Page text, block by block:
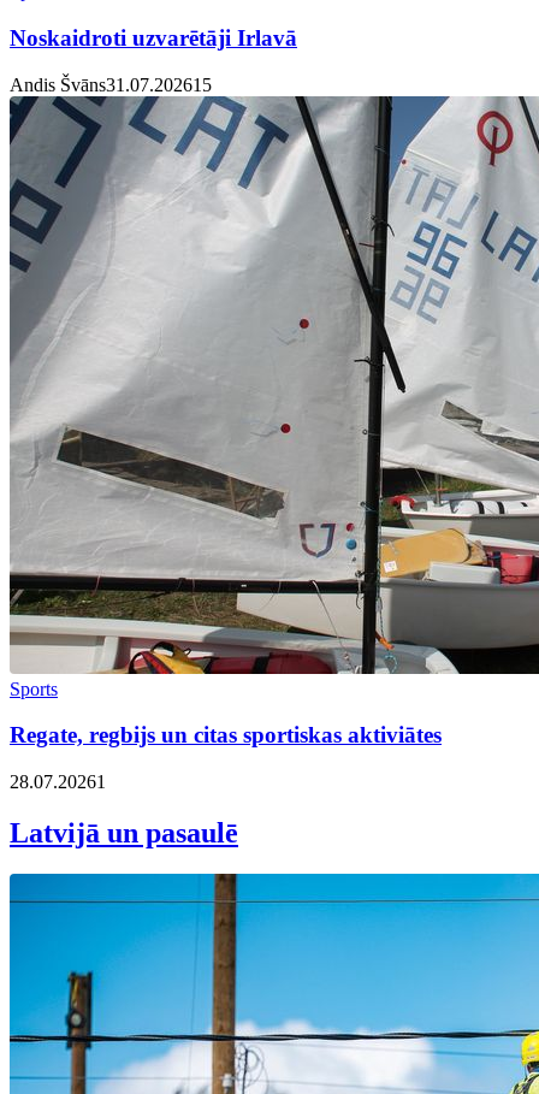
Noskaidroti uzvarētāji Irlavā
Andis Švāns31.07.20261 5
Sports
Regate, regbijs un citas sportiskas aktiviātes
28.07.20261
Latvijā un pasaulē